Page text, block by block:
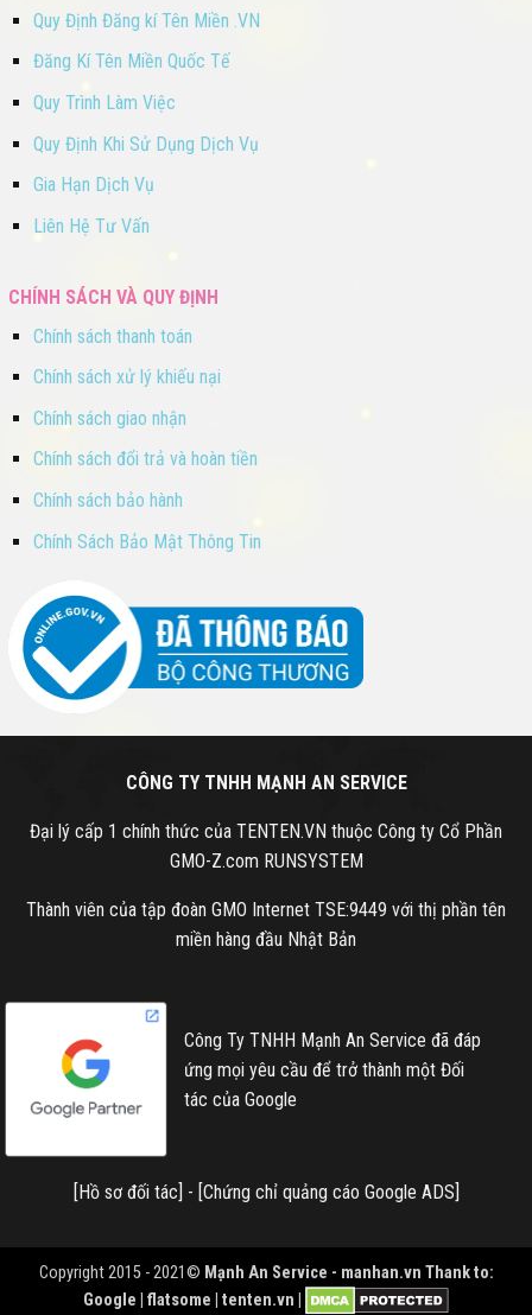
Quy Định Đăng kí Tên Miền .VN
Đăng Kí Tên Miền Quốc Tế
Quy Trình Làm Việc
Quy Định Khi Sử Dụng Dịch Vụ
Gia Hạn Dịch Vụ
Liên Hệ Tư Vấn
CHÍNH SÁCH VÀ QUY ĐỊNH
Chính sách thanh toán
Chính sách xử lý khiếu nại
Chính sách giao nhận
Chính sách đổi trả và hoàn tiền
Chính sách bảo hành
Chính Sách Bảo Mật Thông Tin
CÔNG TY TNHH MẠNH AN SERVICE
Đại lý cấp 1 chính thức của TENTEN.VN thuộc Công ty Cổ Phần
GMO-Z.com RUNSYSTEM
Thành viên của tập đoàn GMO Internet TSE:9449 với thị phần tên
miền hàng đầu Nhật Bản
Công Ty TNHH Mạnh An Service đã đáp
ứng mọi yêu cầu để trở thành một Đối
tác của Google
[Hồ sơ đối tác] - [Chứng chỉ quảng cáo Google ADS]
Copyright 2015 - 2021© Mạnh An Service - manhan.vn Thank to:
Google | flatsome | tenten.vn |